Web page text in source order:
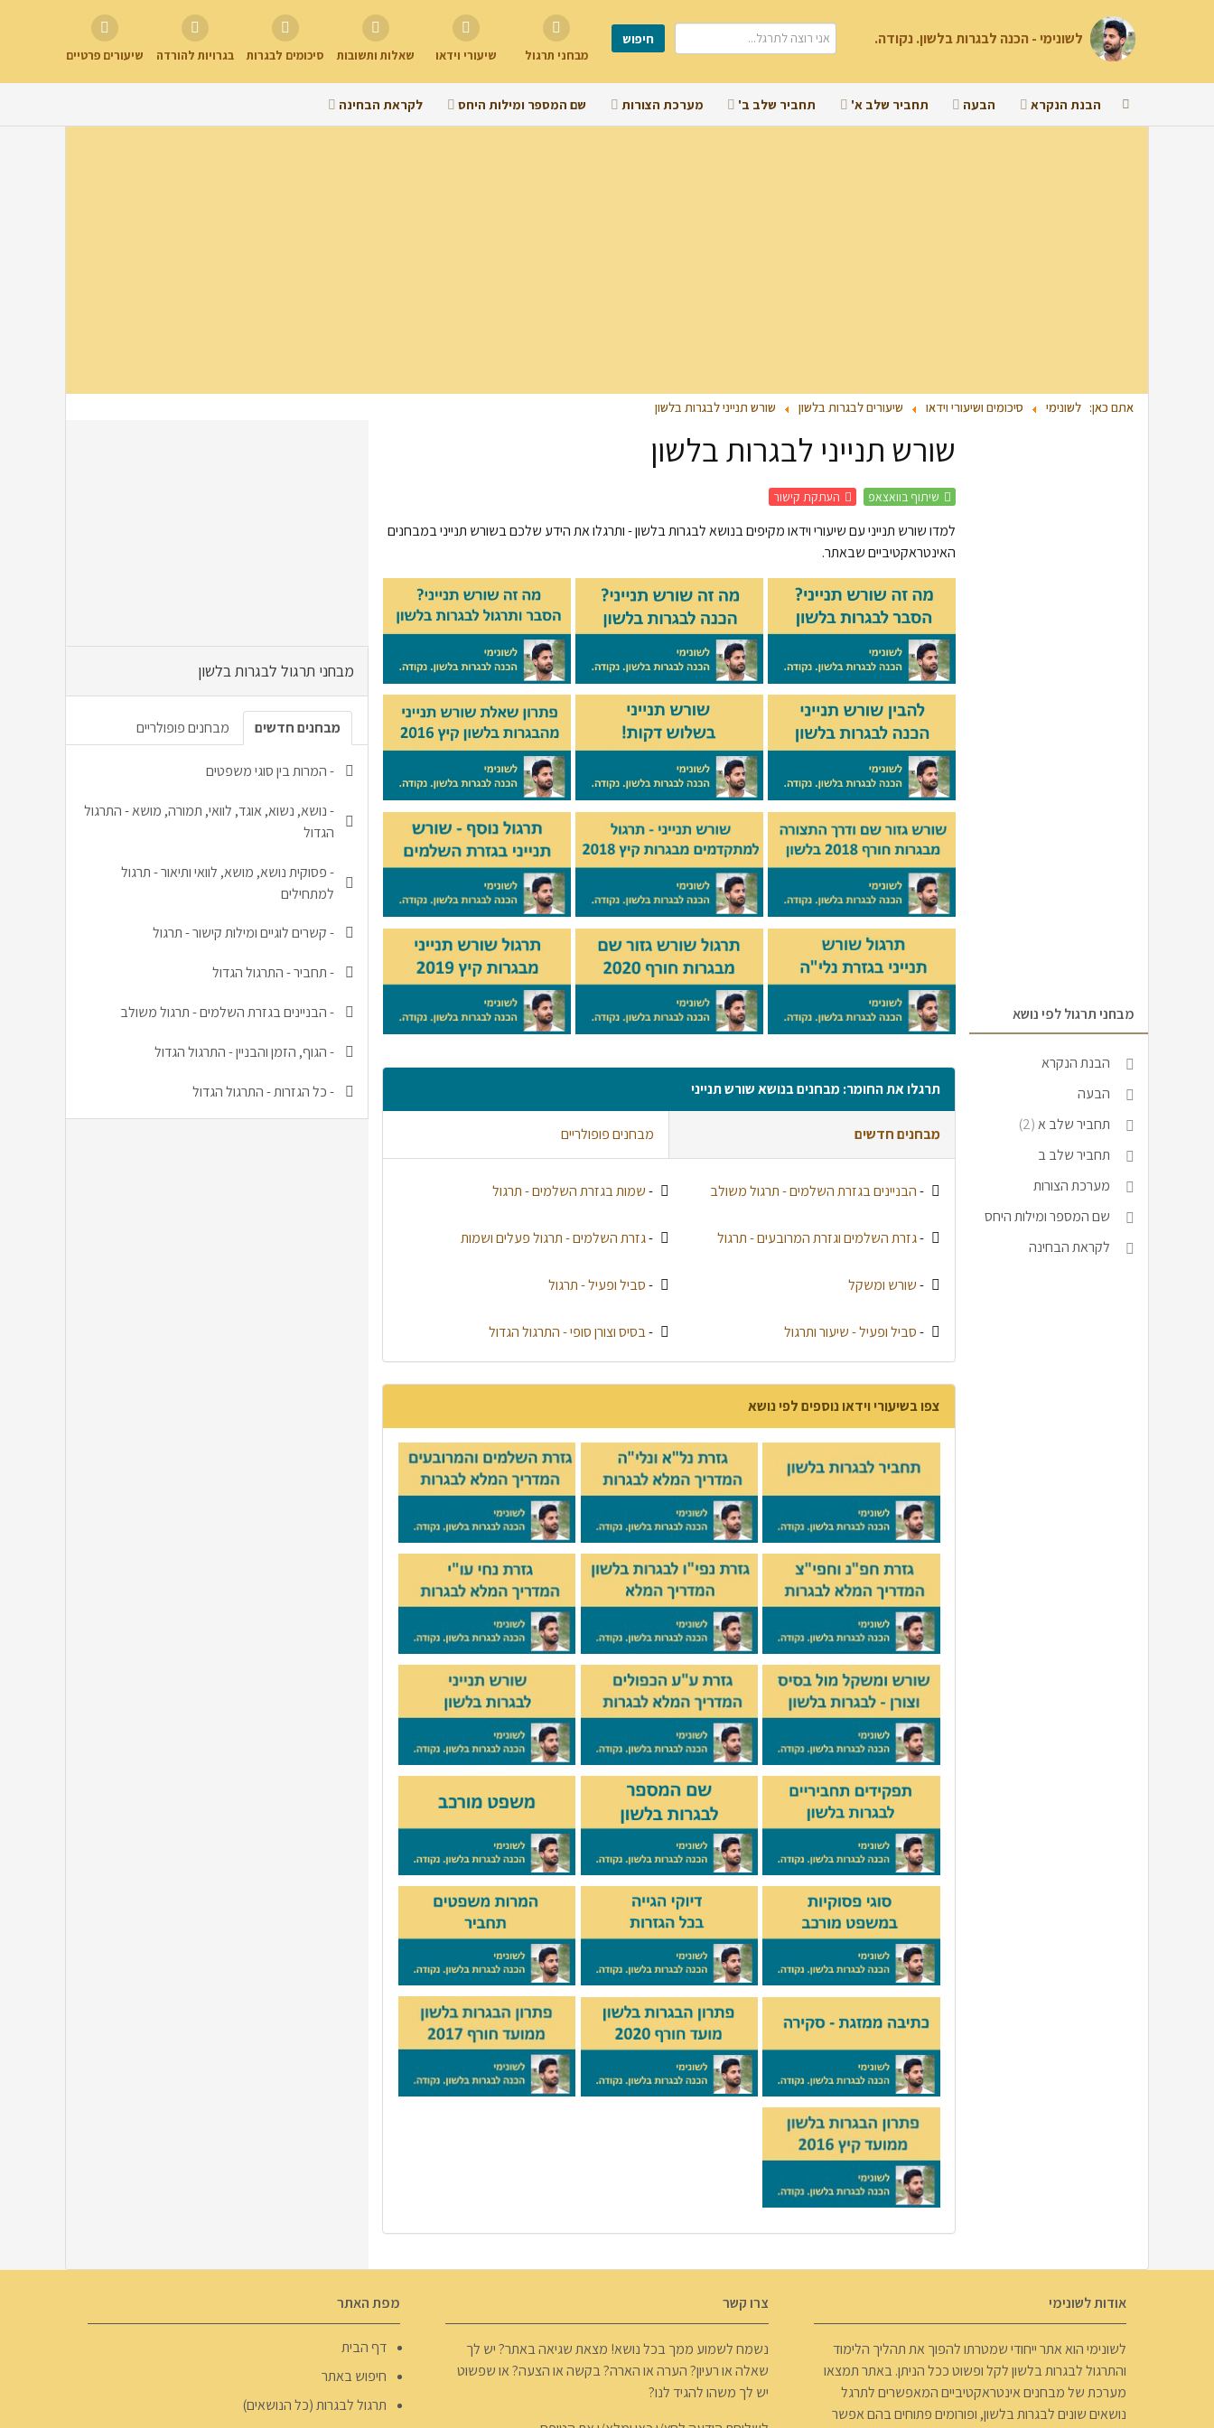
לשונימי - הכנה לבגרות בלשון. נקודה.
מבחני תרגול שיעורי וידאו שאלות ותשובות סיכומים לבגרות בגרויות להורדה שיעורים פרטיים
הבנת הנקרא הבעה תחביר שלב א' תחביר שלב ב' מערכת הצורות שם המספר ומילות היחס לקראת הבחינה
אתם כאן: לשונימי סיכומים ושיעורי וידאו שיעורים לבגרות בלשון שורש תנייני לבגרות בלשון
מבחני תרגול לפי נושא
הבנת הנקרא
הבעה
תחביר שלב א(2)
תחביר שלב ב
מערכת הצורות
שם המספר ומילות היחס
לקראת הבחינה
שורש תנייני לבגרות בלשון
שיתוף בוואצאפ העתקת קישור
למדו שורש תנייני עם שיעורי וידאו מקיפים בנושא לבגרות בלשון - ותרגלו את הידע שלכם בשורש תנייני במבחנים
האינטראקטיביים שבאתר.
תרגלו את החומר: מבחנים בנושא שורש תנייני
מבחנים חדשים מבחנים פופולריים
-הבניינים בגזרת השלמים - תרגול משולב -שמות בגזרת השלמים - תרגול
-גזרת השלמים וגזרת המרובעים - תרגול -גזרת השלמים - תרגול פעלים ושמות
-שורש ומשקל -סביל ופעיל - תרגול
-סביל ופעיל - שיעור ותרגול -בסיס וצורן סופי - התרגול הגדול
צפו בשיעורי וידאו נוספים לפי נושא
מבחני תרגול לבגרות בלשון
מבחנים חדשים מבחנים פופולריים
-המרות בין סוגי משפטים
-נושא, נשוא, אוגד, לוואי, תמורה, מושא - התרגול
הגדול
-פסוקית נושא, מושא, לוואי ותיאור - תרגול
למתחילים
-קשרים לוגיים ומילות קישור - תרגול
-תחביר - התרגול הגדול
-הבניינים בגזרת השלמים - תרגול משולב
-הגוף, הזמן והבניין - התרגול הגדול
-כל הגזרות - התרגול הגדול
אודות לשונימי
לשונימי הוא אתר ייחודי שמטרתו להפוך את תהליך הלימוד
והתרגול לבגרות בלשון לקל ופשוט ככל הניתן. באתר תמצאו
מערכת של מבחנים אינטראקטיביים המאפשרים לתרגל
נושאים שונים לבגרות בלשון, ופורומים פתוחים בהם אפשר
צרו קשר
נשמח לשמוע ממך בכל נושא! מצאת שגיאה באתר? יש לך
שאלה או רעיון? הערה או הארה? בקשה או הצעה? או שפשוט
יש לך משהו להגיד לנו?
מפת האתר
דף הבית
חיפוש באתר
תרגול לבגרות (כל הנושאים)